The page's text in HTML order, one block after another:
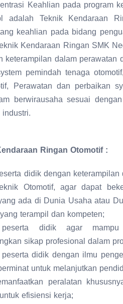
Keahlian pada program
adalah Teknik Kendaraan
keahlian pada bidang
Kendaraan Ringan SMK
keterampilan dalam perawatan
pemindah tenaga
Perawatan dan perbaikan
berwirausaha sesuai
Ringan Otomotif :
didik dengan
Otomotif, agar dapat
ada di Dunia Usaha atau
terampil dan kompeten;
peserta didik agar
sikap profesional dalam
peserta didik dengan ilmu
untuk melanjutkan
peralatan
efisiensi kerja;